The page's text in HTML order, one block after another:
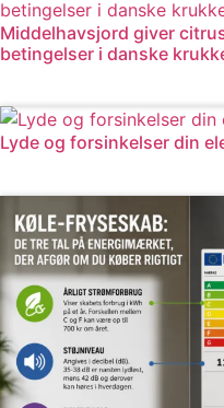
Middelhavsjord giver
betingelser i danske
Lyde og forsinkelser din